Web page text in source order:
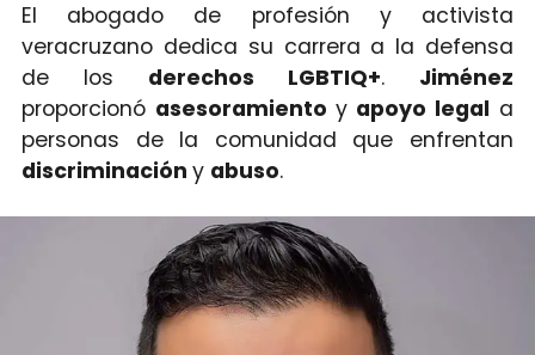
El abogado de profesión y activista
veracruzano dedica su carrera a la defensa
de los derechos LGBTIQ+. Jiménez
proporcionó asesoramiento y apoyo legal a
personas de la comunidad que enfrentan
discriminación y abuso.